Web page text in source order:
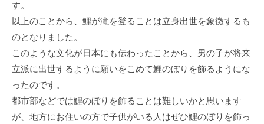
す。
以上のことから、鯉が滝を登ることは⽴⾝出世を象徴するも
のとなりました。
このような⽂化が⽇本にも伝わったことから、男の⼦が将来
⽴派に出世するように願いをこめて鯉のぼりを飾るようにな
ったのです。
都市部などでは鯉のぼりを飾ることは難しいかと思います
が、地⽅にお住いの⽅で⼦供がいる⼈はぜひ鯉のぼりを飾っ